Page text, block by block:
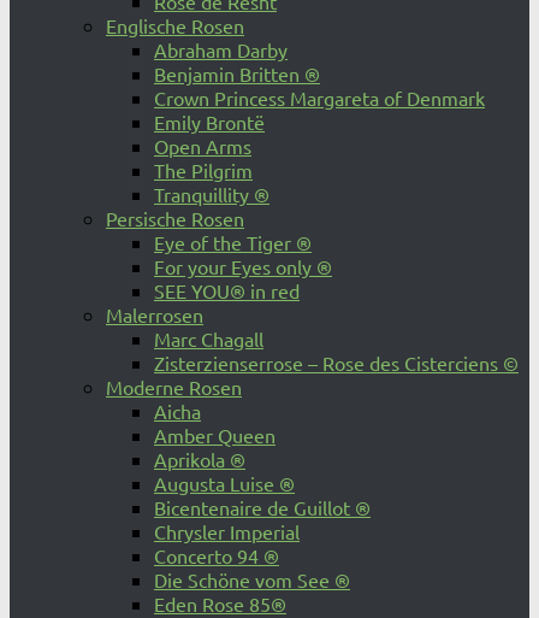
Englische Rosen
Abraham Darby
Benjamin Britten ®
Crown Princess Margareta of Denmark
Emily Brontë
Open Arms
The Pilgrim
Tranquillity ®
Persische Rosen
Eye of the Tiger ®
For your Eyes only ®
SEE YOU® in red
Malerrosen
Marc Chagall
Zisterzienserrose – Rose des Cisterciens ©
Moderne Rosen
Aicha
Amber Queen
Aprikola ®
Augusta Luise ®
Bicentenaire de Guillot ®
Chrysler Imperial
Concerto 94 ®
Die Schöne vom See ®
Eden Rose 85®